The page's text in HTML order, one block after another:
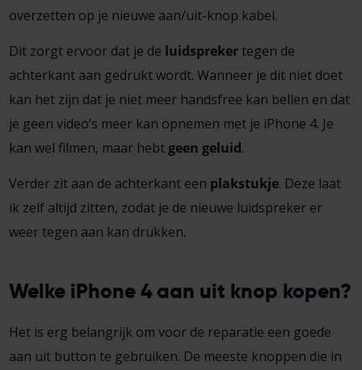
overzetten op je nieuwe aan/uit-knop kabel.
Dit zorgt ervoor dat je de luidsprekertegen de
achterkant aan gedrukt wordt. Wanneer je dit niet doet
kan het zijn dat je niet meer handsfree kan bellen en dat
je geen video’s meer kan opnemen met je iPhone 4. Je
kan wel filmen, maar hebt geen geluid.
Verder zit aan de achterkant een plakstukje. Deze laat
ik zelf altijd zitten, zodat je de nieuwe luidspreker er
weer tegen aan kan drukken.
Welke iPhone 4 aan uit knop kopen?
Het is erg belangrijk om voor de reparatie een goede
aan uit button te gebruiken. De meeste knoppen die in